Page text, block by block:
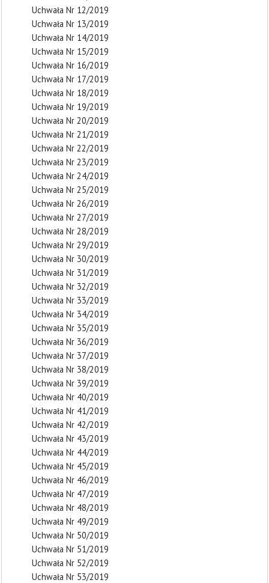
Uchwała Nr 12/2019
Uchwała Nr 13/2019
Uchwała Nr 14/2019
Uchwała Nr 15/2019
Uchwała Nr 16/2019
Uchwała Nr 17/2019
Uchwała Nr 18/2019
Uchwała Nr 19/2019
Uchwała Nr 20/2019
Uchwała Nr 21/2019
Uchwała Nr 22/2019
Uchwała Nr 23/2019
Uchwała Nr 24/2019
Uchwała Nr 25/2019
Uchwała Nr 26/2019
Uchwała Nr 27/2019
Uchwała Nr 28/2019
Uchwała Nr 29/2019
Uchwała Nr 30/2019
Uchwała Nr 31/2019
Uchwała Nr 32/2019
Uchwała Nr 33/2019
Uchwała Nr 34/2019
Uchwała Nr 35/2019
Uchwała Nr 36/2019
Uchwała Nr 37/2019
Uchwała Nr 38/2019
Uchwała Nr 39/2019
Uchwała Nr 40/2019
Uchwała Nr 41/2019
Uchwała Nr 42/2019
Uchwała Nr 43/2019
Uchwała Nr 44/2019
Uchwała Nr 45/2019
Uchwała Nr 46/2019
Uchwała Nr 47/2019
Uchwała Nr 48/2019
Uchwała Nr 49/2019
Uchwała Nr 50/2019
Uchwała Nr 51/2019
Uchwała Nr 52/2019
Uchwała Nr 53/2019